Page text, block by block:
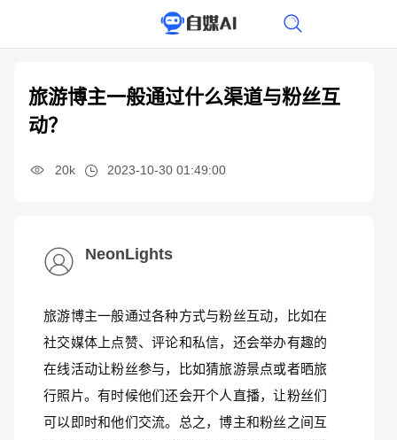
旅游博主一般通过什么渠道与粉丝互
动？
20k 2023-10-30 01:49:00
NeonLights
旅游博主一般通过各种方式与粉丝互动，比如在
社交媒体上点赞、评论和私信，还会举办有趣的
在线活动让粉丝参与，比如猜旅游景点或者晒旅
行照片。有时候他们还会开个人直播，让粉丝们
可以即时和他们交流。总之，博主和粉丝之间互